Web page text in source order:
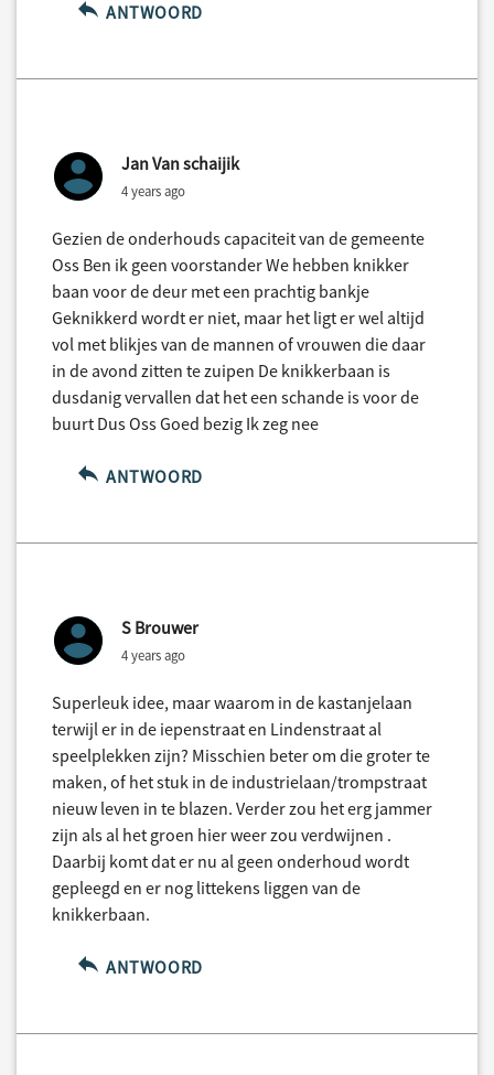
ANTWOORD
Jan Van schaijik
4 years ago
Gezien de onderhouds capaciteit van de gemeente
Oss Ben ik geen voorstander We hebben knikker
baan voor de deur met een prachtig bankje
Geknikkerd wordt er niet, maar het ligt er wel altijd
vol met blikjes van de mannen of vrouwen die daar
in de avond zitten te zuipen De knikkerbaan is
dusdanig vervallen dat het een schande is voor de
buurt Dus Oss Goed bezig Ik zeg nee
ANTWOORD
S Brouwer
4 years ago
Superleuk idee, maar waarom in de kastanjelaan
terwijl er in de iepenstraat en Lindenstraat al
speelplekken zijn? Misschien beter om die groter te
maken, of het stuk in de industrielaan/trompstraat
nieuw leven in te blazen. Verder zou het erg jammer
zijn als al het groen hier weer zou verdwijnen .
Daarbij komt dat er nu al geen onderhoud wordt
gepleegd en er nog littekens liggen van de
knikkerbaan.
ANTWOORD